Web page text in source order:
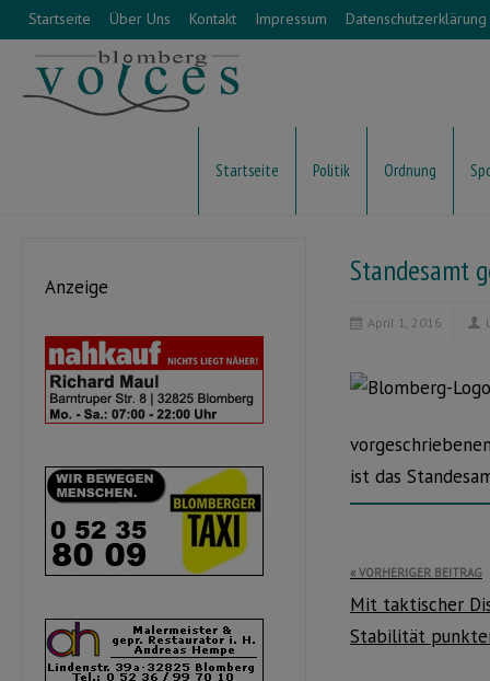
Startseite Über Uns Kontakt Impressum Datenschutzerklärung
Startseite Politik Ordnung
Standesamt
April 1, 2016
ist das
VORHERIGER BEITRAG
Mit taktischer
Stabilität
Anzeige